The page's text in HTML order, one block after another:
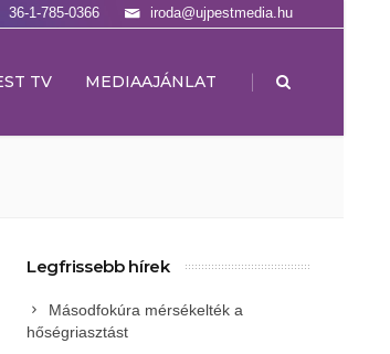
iroda@ujpestmedia.hu
36-1-785-0366
TV MEDIAAJÁNLAT |
Legfrissebb hírek
Másodfokúra mérsékelték a
hőségriasztást